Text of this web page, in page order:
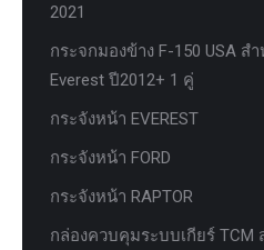
2021
กระจกมองข้าง F-150 USA ส
Everest ปี2012+ 1 คู่
กระจังหน้า EVEREST
กระจังหน้า FORD
กระจังหน้า RAPTOR
กล่องควบคุมระบบเกียร์ TCM